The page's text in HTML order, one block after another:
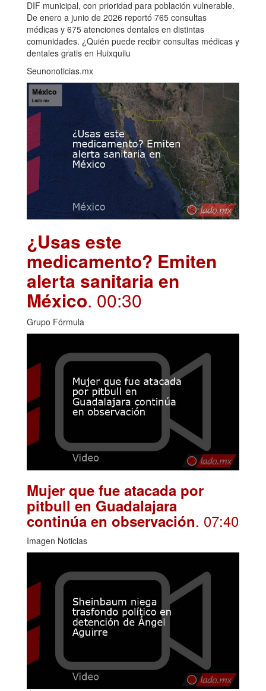
DIF municipal, con prioridad para población vulnerable.
De enero a junio de 2026 reportó 765 consultas
médicas y 675 atenciones dentales en distintas
comunidades. ¿Quién puede recibir consultas médicas y
dentales gratis en Huixquilu
Seunonoticias.mx
¿Usas este
medicamento? Emiten
alerta sanitaria en
México. 00:30
Grupo Fórmula
Mujer que fue atacada por
pitbull en Guadalajara
continúa en observación. 07:40
Imagen Noticias